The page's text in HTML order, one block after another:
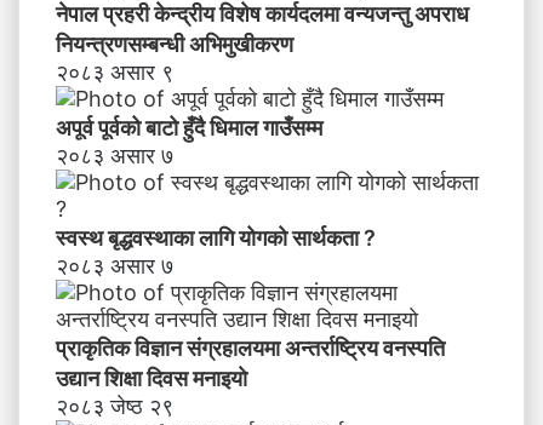
नेपाल प्रहरी केन्द्रीय विशेष कार्यदलमा वन्यजन्तु अपराध
नियन्त्रणसम्बन्धी अभिमुखीकरण
२०८३ असार ९
अपूर्व पूर्वको बाटो हुँदै धिमाल गाउँसम्म
२०८३ असार ७
स्वस्थ बृद्धवस्थाका लागि योगको सार्थकता ?
२०८३ असार ७
प्राकृतिक विज्ञान संग्रहालयमा अन्तर्राष्ट्रिय वनस्पति
उद्यान शिक्षा दिवस मनाइयाे
२०८३ जेष्ठ २९